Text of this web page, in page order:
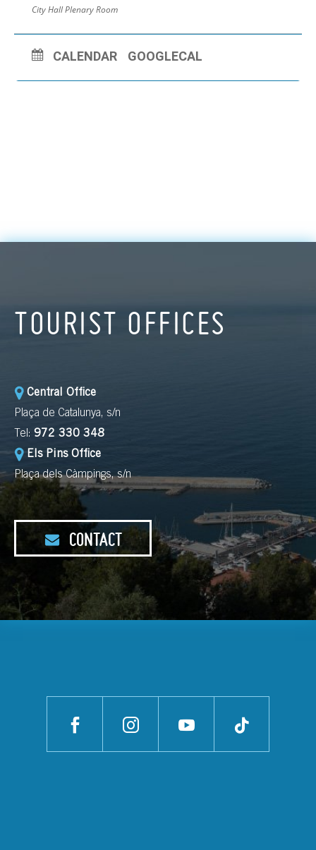
City Hall Plenary Room
CALENDAR GOOGLECAL
TOURIST OFFICES
Central Office
Plaça de Catalunya, s/n
Tel: 972 330 348
Els Pins Office
Plaça dels Càmpings, s/n
CONTACT